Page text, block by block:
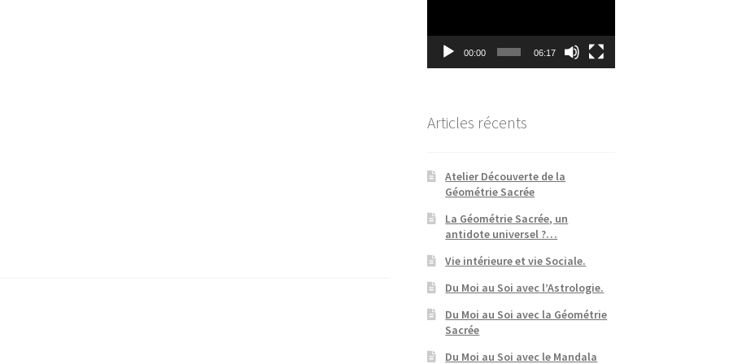
00:00 06:17
Articles récents
Atelier Découverte de la
Géométrie Sacrée
La Géométrie Sacrée, un
antidote universel ?…
Vie intérieure et vie Sociale.
Du Moi au Soi avec l’Astrologie.
Du Moi au Soi avec la Géométrie
Sacrée
Du Moi au Soi avec le Mandala